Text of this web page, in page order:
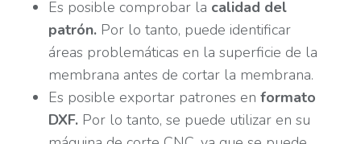
Es posible comprobar la calidad del
patrón. Por lo tanto, puede identificar
áreas problemáticas en la superficie de la
membrana antes de cortar la membrana.
Es posible exportar patrones en formato
DXF. Por lo tanto, se puede utilizar en su